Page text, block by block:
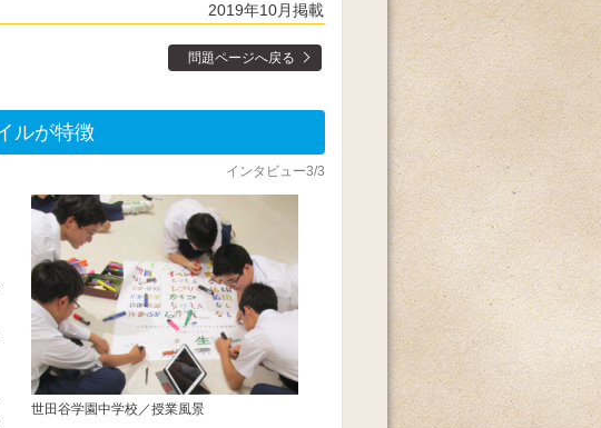
2019年10月掲載
問題ページへ戻る
ルが特徴
インタビュー3/3
世田谷学園中学校／授業風景